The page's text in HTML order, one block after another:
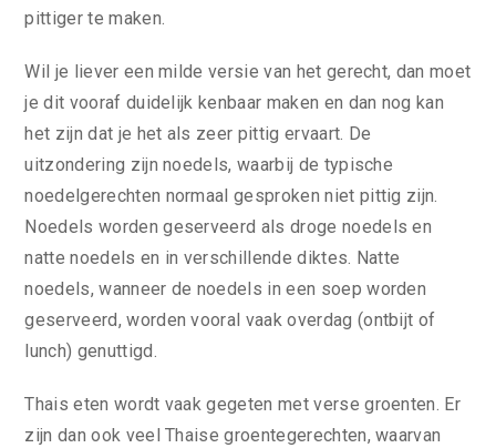
pittiger te maken.
Wil je liever een milde versie van het gerecht, dan moet
je dit vooraf duidelijk kenbaar maken en dan nog kan
het zijn dat je het als zeer pittig ervaart. De
uitzondering zijn noedels, waarbij de typische
noedelgerechten normaal gesproken niet pittig zijn.
Noedels worden geserveerd als droge noedels en
natte noedels en in verschillende diktes. Natte
noedels, wanneer de noedels in een soep worden
geserveerd, worden vooral vaak overdag (ontbijt of
lunch) genuttigd.
Thais eten wordt vaak gegeten met verse groenten. Er
zijn dan ook veel Thaise groentegerechten, waarvan